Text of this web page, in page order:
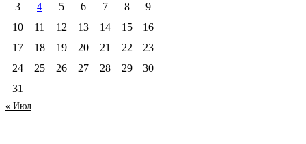
3
4 5 6 7 8
9
10
11 12 13 14 15
16
17
18 19 20 21 22
23
24
25 26 27 28 29
30
31
« Июл